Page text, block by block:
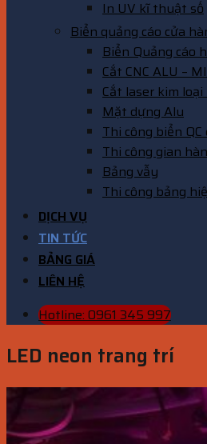
In UV kĩ thuật số
Biển quảng cáo cửa
Biển Quảng cáo
Cắt CNC ALU –
Cắt laser kim
Mặt dựng Alu
Thi công biển
Thi công gian
Bảng vẫy
Thi công bảng
DỊCH VỤ
TIN TỨC
BẢNG GIÁ
LIÊN HỆ
Hotline: 0961 345 997
LED neon trang trí